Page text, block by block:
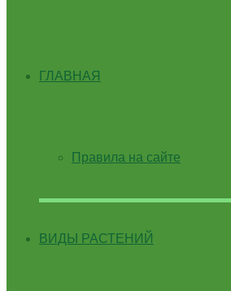
ГЛАВНАЯ
Правила на сайте
ВИДЫ РАСТЕНИЙ